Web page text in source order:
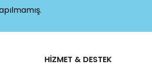
HİZMET & DESTEK